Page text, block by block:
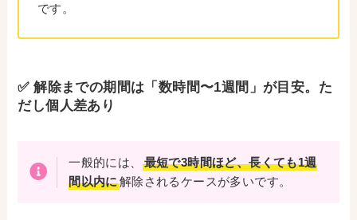
です。
✅ 解除までの期間は「数時間〜1週間」が目安。た
だし個人差あり
一般的には、
最短で3時間ほど、長くても1週
間以内に解除されるケースが多いです。